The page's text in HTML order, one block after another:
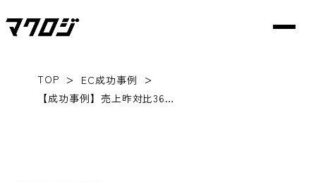
TOP > EC成功事例 >
【成功事例】売上昨対比364%！イベント連動クーポンと在庫確保で機会損失を防いだ食品ECの施策